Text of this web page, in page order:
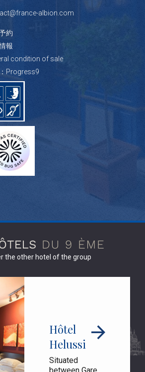
albion.com
約
報
condition of sale
Progress9
the other hotel of the group
Hôtel
Helussi
Situated